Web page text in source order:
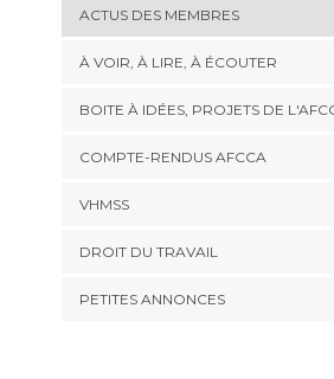
ACTUS DES MEMBRES
À VOIR, À LIRE, À ÉCOUTER
BOITE À IDÉES, PROJETS DE
COMPTE-RENDUS AFCCA
VHMSS
DROIT DU TRAVAIL
PETITES ANNONCES